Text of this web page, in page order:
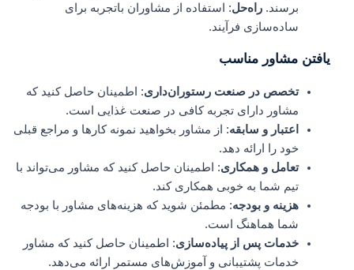
برسند.راه‌حل: استفاده از مشاوران باتجربه برای
ساده‌سازی فرآیند.
یافتن مشاور مناسب
تخصص در صنعت رستوران‌داری: اطمینان حاصل کنید که
مشاور دارای تجربه کافی در صنعت غذایی است.
اعتبار و سابقه: از مشاور بخواهید نمونه کارها و مراجع قبلی
خود را ارائه دهد.
تعامل و همکاری: اطمینان حاصل کنید که مشاور می‌تواند با
تیم شما به خوبی همکاری کند.
هزینه و بودجه: مطمئن شوید که هزینه‌های مشاور با بودجه
شما هماهنگ است.
خدمات پس از پیاده‌سازی: اطمینان حاصل کنید که مشاور
خدمات پشتیبانی و آموزش‌های مستمر ارائه می‌دهد.